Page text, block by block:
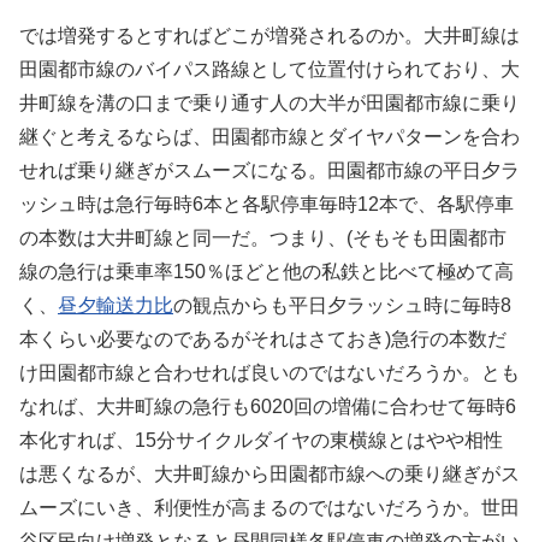
では増発するとすればどこが増発されるのか。大井町線は
田園都市線のバイパス路線として位置付けられており、大
井町線を溝の口まで乗り通す人の大半が田園都市線に乗り
継ぐと考えるならば、田園都市線とダイヤパターンを合わ
せれば乗り継ぎがスムーズになる。田園都市線の平日夕ラ
ッシュ時は急行毎時6本と各駅停車毎時12本で、各駅停車
の本数は大井町線と同一だ。つまり、(そもそも田園都市
線の急行は乗車率150％ほどと他の私鉄と比べて極めて高
く、 昼夕輸送力比の観点からも平日夕ラッシュ時に毎時8
本くらい必要なのであるがそれはさておき)急行の本数だ
け田園都市線と合わせれば良いのではないだろうか。とも
なれば、大井町線の急行も6020回の増備に合わせて毎時6
本化すれば、15分サイクルダイヤの東横線とはやや相性
は悪くなるが、大井町線から田園都市線への乗り継ぎがス
ムーズにいき、利便性が高まるのではないだろうか。世田